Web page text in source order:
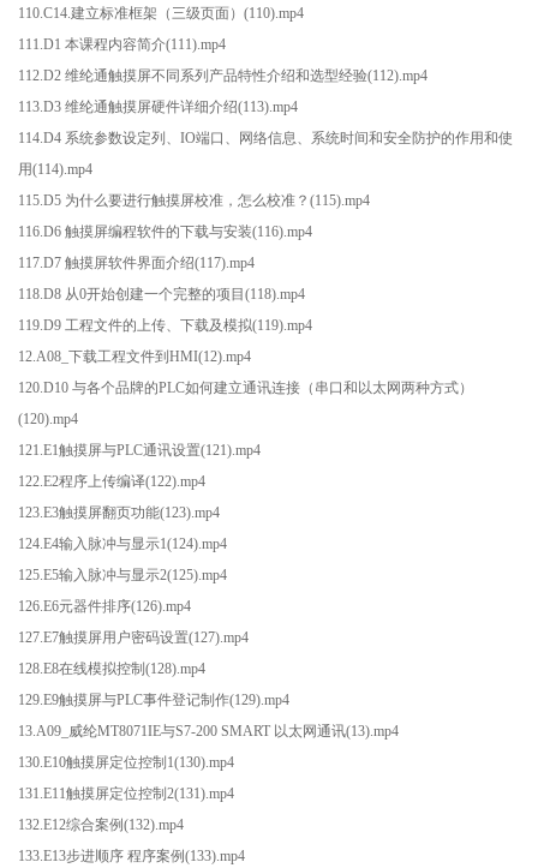
110.C14.建立标准框架（三级页面）(110).mp4
111.D1 本课程内容简介(111).mp4
112.D2 维纶通触摸屏不同系列产品特性介绍和选型经验(112).mp4
113.D3 维纶通触摸屏硬件详细介绍(113).mp4
114.D4 系统参数设定列、IO端口、网络信息、系统时间和安全防护的作用和使
用(114).mp4
115.D5 为什么要进行触摸屏校准，怎么校准？(115).mp4
116.D6 触摸屏编程软件的下载与安装(116).mp4
117.D7 触摸屏软件界面介绍(117).mp4
118.D8 从0开始创建一个完整的项目(118).mp4
119.D9 工程文件的上传、下载及模拟(119).mp4
12.A08_下载工程文件到HMI(12).mp4
120.D10 与各个品牌的PLC如何建立通讯连接（串口和以太网两种方式）
(120).mp4
121.E1触摸屏与PLC通讯设置(121).mp4
122.E2程序上传编译(122).mp4
123.E3触摸屏翻页功能(123).mp4
124.E4输入脉冲与显示1(124).mp4
125.E5输入脉冲与显示2(125).mp4
126.E6元器件排序(126).mp4
127.E7触摸屏用户密码设置(127).mp4
128.E8在线模拟控制(128).mp4
129.E9触摸屏与PLC事件登记制作(129).mp4
13.A09_威纶MT8071IE与S7-200 SMART 以太网通讯(13).mp4
130.E10触摸屏定位控制1(130).mp4
131.E11触摸屏定位控制2(131).mp4
132.E12综合案例(132).mp4
133.E13步进顺序 程序案例(133).mp4